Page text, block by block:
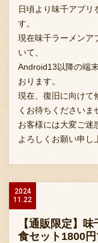
日頃より味千アプリ
す。
現在味千ラーメンア
いて、
Android13以降の端
おります。
現在、復旧に向けて
くお待ちくださいま
お客様には大変ご迷
よろしくお願い申し
2024
11.22
【通販限定】
食セット1800